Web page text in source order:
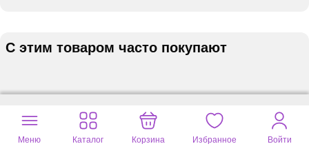
С этим товаром часто покупают
Меню Каталог Корзина Избранное Войти